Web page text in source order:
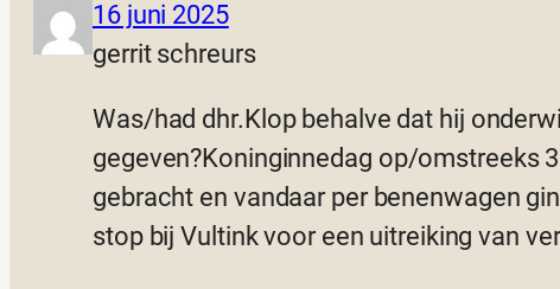
16 juni 2025
gerrit schreurs
Was/had dhr.Klop behalve dat hij
gegeven?Koninginnedag op/omstreeks
gebracht en vandaar per benenwagen
stop bij Vultink voor een uitreiking van